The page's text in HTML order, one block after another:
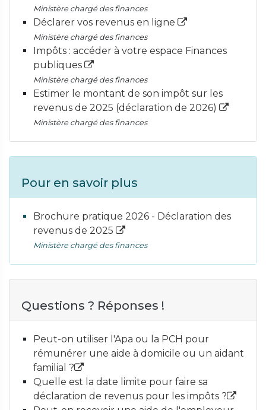
Ministère chargé des finances
Déclarer vos revenus en ligne
Ministère chargé des finances
Impôts : accéder à votre espace Finances
publiques
Ministère chargé des finances
Estimer le montant de son impôt sur les
revenus de 2025 (déclaration de 2026)
Ministère chargé des finances
Pour en savoir plus
Brochure pratique 2026 - Déclaration des
revenus de 2025
Ministère chargé des finances
Questions ? Réponses !
Peut-on utiliser l'Apa ou la PCH pour
rémunérer une aide à domicile ou un aidant
familial ?
Quelle est la date limite pour faire sa
déclaration de revenus pour les impôts ?